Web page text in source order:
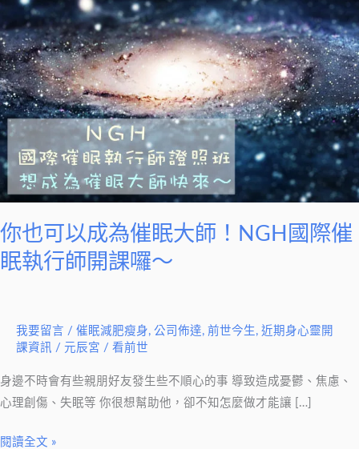
你也可以成為催眠大師！NGH國際催
眠執行師開課囉～
我要留言 / 催眠減肥瘦身, 公司佈達, 前世今生 , 近期身心靈開
課資訊 / 元辰宮 / 看前世
身邊不時會有些親朋好友發生些不順心的事 導致造成憂鬱、焦慮、
心理創傷、失眠等 你很想幫助他，卻不知怎麼做才能讓 […]
可
以
成
為
催
眠
大
師！
NGH
國
催
開
課
～
閱讀全文 »